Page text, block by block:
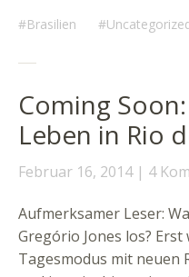
Brasilien
Coming
Leben in Rio
Februar 16, 2014 4
Aufmerksamer Leser:
Gregório Jones los?
Tagesmodus mit neuen